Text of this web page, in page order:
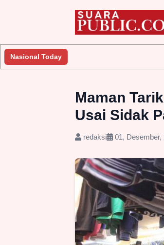
Nasional Today
Maman
Usai Sidak
redaksi 01, Desember,